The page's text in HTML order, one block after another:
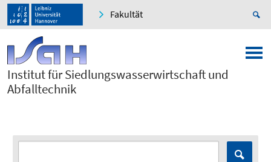
Fakultät
Institut für Siedlungswasserwirtschaft und
Abfalltechnik